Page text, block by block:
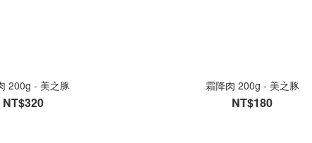
200g - 美之豚
NT$320
霜降肉 200g - 美之豚
NT$180